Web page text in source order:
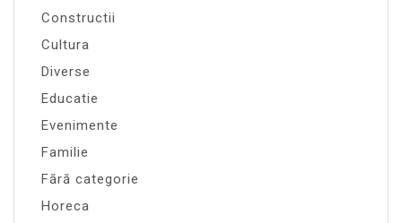
Constructii
Cultura
Diverse
Educatie
Evenimente
Familie
Fără categorie
Horeca